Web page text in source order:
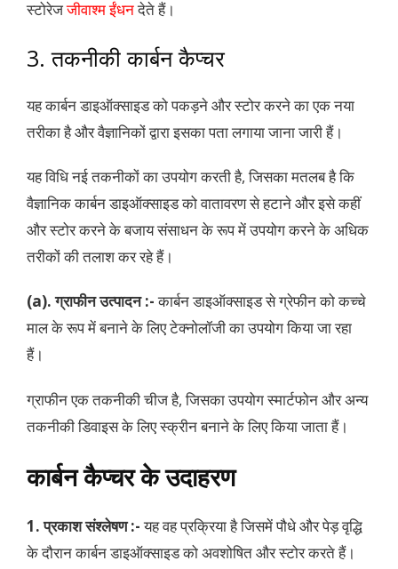
स्टोरेजजीवाश्म ईंधनदेते हैं।
3. तकनीकी कार्बन कैप्चर
यह कार्बन डाइऑक्साइड को पकड़ने और स्टोर करने का एक नया
तरीका है और वैज्ञानिकों द्वारा इसका पता लगाया जाना जारी हैं।
यह विधि नई तकनीकों का उपयोग करती है, जिसका मतलब है कि
वैज्ञानिक कार्बन डाइऑक्साइड को वातावरण से हटाने और इसे कहीं
और स्टोर करने के बजाय संसाधन के रूप में उपयोग करने के अधिक
तरीकों की तलाश कर रहे हैं।
(a). ग्राफीन उत्पादन :-कार्बन डाइऑक्साइड से ग्रेफीन को कच्चे
माल के रूप में बनाने के लिए टेक्नोलॉजी का उपयोग किया जा रहा
हैं।
ग्राफीन एक तकनीकी चीज है, जिसका उपयोग स्मार्टफोन और अन्य
तकनीकी डिवाइस के लिए स्क्रीन बनाने के लिए किया जाता हैं।
कार्बन कैप्चर के उदाहरण
1. प्रकाश संश्लेषण :-यह वह प्रक्रिया है जिसमें पौधे और पेड़ वृद्धि
के दौरान कार्बन डाइऑक्साइड को अवशोषित और स्टोर करते हैं।